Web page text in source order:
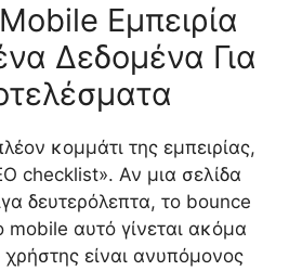
Εμπειρία
Δεδομένα Για
κομμάτι της εμπειρίας,
checklist». Αν μια σελίδα
δευτερόλεπτα, το bounce
mobile αυτό γίνεται ακόμα
χρήστης είναι ανυπόμονος